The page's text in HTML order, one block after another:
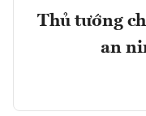
Thủ tướng
an